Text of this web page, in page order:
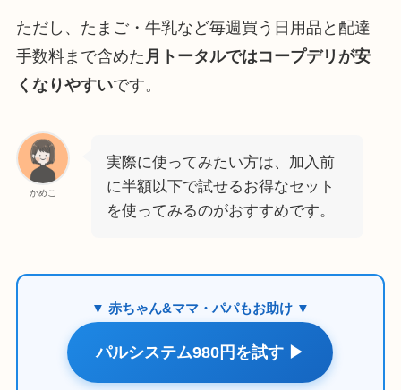
ただし、たまご・牛乳など毎週買う日用品と配達
手数料まで含めた 月トータルではコープデリが安
くなりやすいです。
かめこ
実際に使ってみたい方は、加入前
に半額以下で試せるお得なセット
を使ってみるのがおすすめです。
▼ 赤ちゃん&ママ・パパもお助け ▼
パルシステム980円を試す ▶